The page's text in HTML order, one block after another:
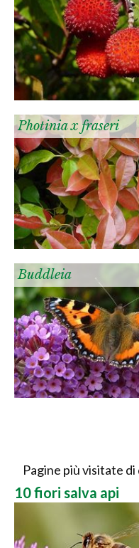
Photinia x fraseri
Buddleia
Pagine più visitate
10 fiori salva api